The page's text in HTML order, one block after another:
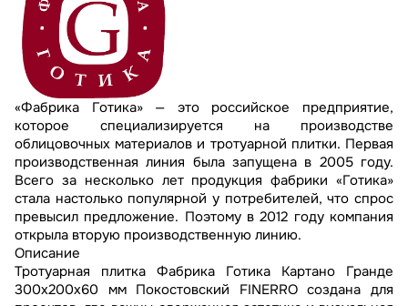
«Фабрика Готика» — это российское предприятие,
которое специализируется на производстве
облицовочных материалов и тротуарной плитки. Первая
производственная линия была запущена в 2005 году.
Всего за несколько лет продукция фабрики «Готика»
стала настолько популярной у потребителей, что спрос
превысил предложение. Поэтому в 2012 году компания
открыла вторую производственную линию.
Описание
Тротуарная плитка Фабрика Готика Картано Гранде
300х200х60 мм Покостовский FINERRO создана для